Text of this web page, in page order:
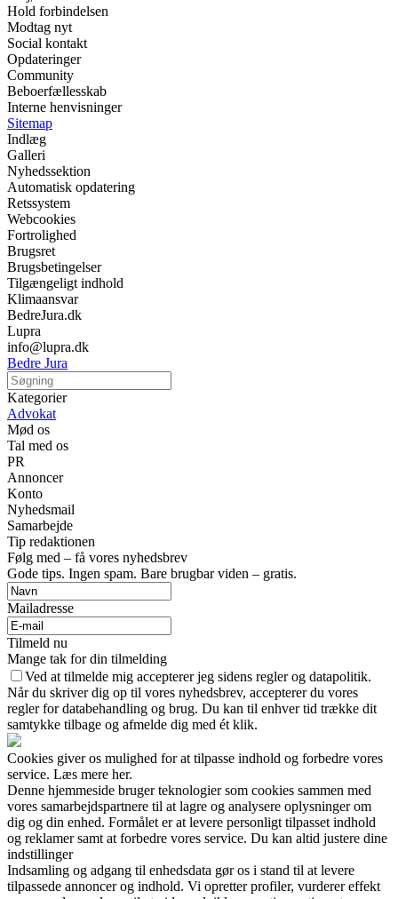
Hold forbindelsen
Modtag nyt
Social kontakt
Opdateringer
Community
Beboerfællesskab
Interne henvisninger
Sitemap
Indlæg
Galleri
Nyhedssektion
Automatisk opdatering
Retssystem
Webcookies
Fortrolighed
Brugsret
Brugsbetingelser
Tilgængeligt indhold
Klimaansvar
BedreJura.dk
Lupra
info@lupra.dk
Bedre Jura
Kategorier
Advokat
Mød os
Tal med os
PR
Annoncer
Konto
Nyhedsmail
Samarbejde
Tip redaktionen
Følg med – få vores nyhedsbrev
Gode tips. Ingen spam. Bare brugbar viden – gratis.
Mailadresse
Tilmeld nu
Mange tak for din tilmelding
Ved at tilmelde mig accepterer jeg sidens regler og datapolitik.
Når du skriver dig op til vores nyhedsbrev, accepterer du vores
regler for databehandling og brug. Du kan til enhver tid trække dit
samtykke tilbage og afmelde dig med ét klik.
Cookies giver os mulighed for at tilpasse indhold og forbedre vores
service. Læs mere her.
Denne hjemmeside bruger teknologier som cookies sammen med
vores samarbejdspartnere til at lagre og analysere oplysninger om
dig og din enhed. Formålet er at levere personligt tilpasset indhold
og reklamer samt at forbedre vores service. Du kan altid justere dine
indstillinger
Indsamling og adgang til enhedsdata gør os i stand til at levere
tilpassede annoncer og indhold. Vi opretter profiler, vurderer effekt